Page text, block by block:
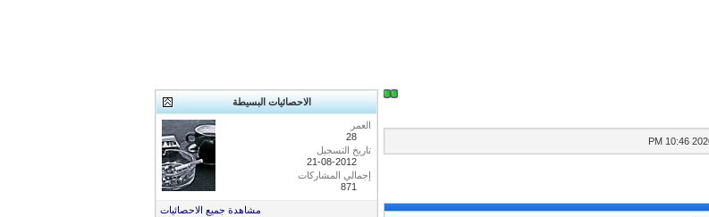
10:46 PM
الاحصائيات البسيطة
العمر
28
تاريخ التسجيل
21-08-2012
إجمالي المشاركات
871
مشاهدة جميع الاحصائيات